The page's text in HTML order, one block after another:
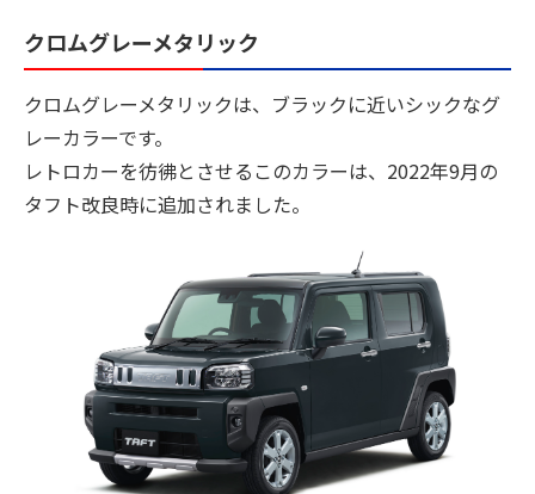
クロムグレーメタリック
クロムグレーメタリックは、ブラックに近いシックなグ
レーカラーです。
レトロカーを彷彿とさせるこのカラーは、2022年9月の
タフト改良時に追加されました。